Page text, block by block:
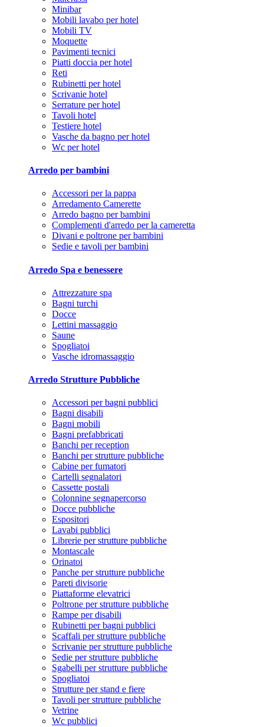
Minibar
Mobili lavabo per hotel
Mobili TV
Moquette
Pavimenti tecnici
Piatti doccia per hotel
Reti
Rubinetti per hotel
Scrivanie hotel
Serrature per hotel
Tavoli hotel
Testiere hotel
Vasche da bagno per hotel
Wc per hotel
Arredo per bambini
Accessori per la pappa
Arredamento Camerette
Arredo bagno per bambini
Complementi d'arredo per la cameretta
Divani e poltrone per bambini
Sedie e tavoli per bambini
Arredo Spa e benessere
Attrezzature spa
Bagni turchi
Docce
Lettini massaggio
Saune
Spogliatoi
Vasche idromassaggio
Arredo Strutture Pubbliche
Accessori per bagni pubblici
Bagni disabili
Bagni mobili
Bagni prefabbricati
Banchi per reception
Banchi per strutture pubbliche
Cabine per fumatori
Cartelli segnalatori
Cassette postali
Colonnine segnapercorso
Docce pubbliche
Espositori
Lavabi pubblici
Librerie per strutture pubbliche
Montascale
Orinatoi
Panche per strutture pubbliche
Pareti divisorie
Piattaforme elevatrici
Poltrone per strutture pubbliche
Rampe per disabili
Rubinetti per bagni pubblici
Scaffali per strutture pubbliche
Scrivanie per strutture pubbliche
Sedie per strutture pubbliche
Sgabelli per strutture pubbliche
Spogliatoi
Strutture per stand e fiere
Tavoli per strutture pubbliche
Vetrine
Wc pubblici